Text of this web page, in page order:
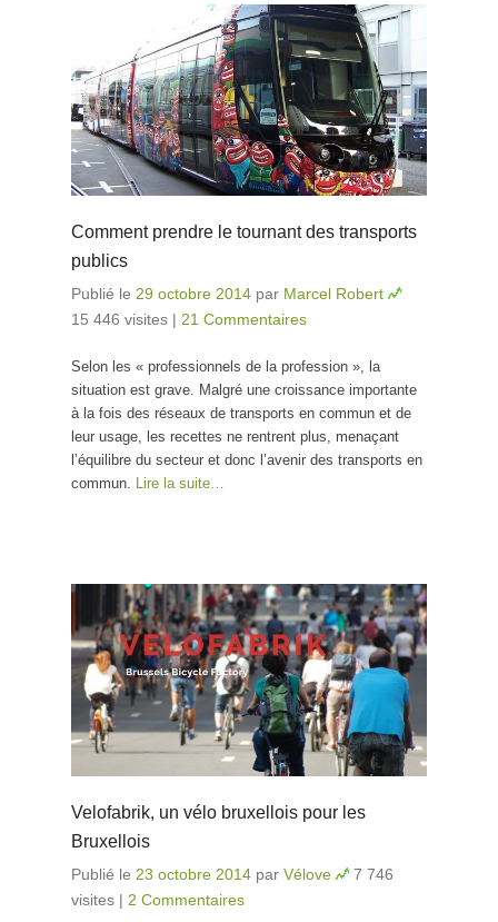
Comment prendre le tournant des transports
publics
Publié le 29 octobre 2014 par Marcel Robert
15 446 visites | 21 Commentaires
Selon les « professionnels de la profession », la
situation est grave. Malgré une croissance importante
à la fois des réseaux de transports en commun et de
leur usage, les recettes ne rentrent plus, menaçant
l’équilibre du secteur et donc l’avenir des transports en
commun. Lire la suite…
Velofabrik, un vélo bruxellois pour les
Bruxellois
Publié le 23 octobre 2014 par Vélove
7 746
visites | 2 Commentaires